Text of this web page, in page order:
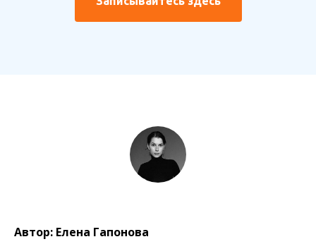
Автор: Елена Гапонова